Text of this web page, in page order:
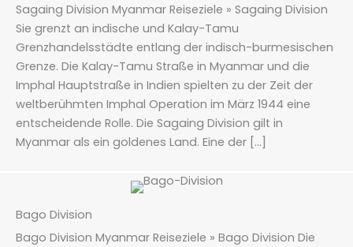
Sagaing Division Myanmar Reiseziele » Sagaing Division
Sie grenzt an indische und Kalay-Tamu
Grenzhandelsstädte entlang der indisch-burmesischen
Grenze. Die Kalay-Tamu Straße in Myanmar und die
Imphal Hauptstraße in Indien spielten zu der Zeit der
weltberühmten Imphal Operation im März 1944 eine
entscheidende Rolle. Die Sagaing Division gilt in
Myanmar als ein goldenes Land. Eine der […]
Bago Division
Bago Division Myanmar Reiseziele » Bago Division Die